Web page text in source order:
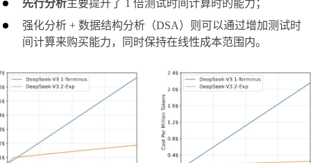
先行分析主要提升了 1 倍测试时间计算时的能力；
强化分析 + 数据结构分析（DSA）则可以通过增加测试时
间计算来购买能力，同时保持在线性成本范围内。